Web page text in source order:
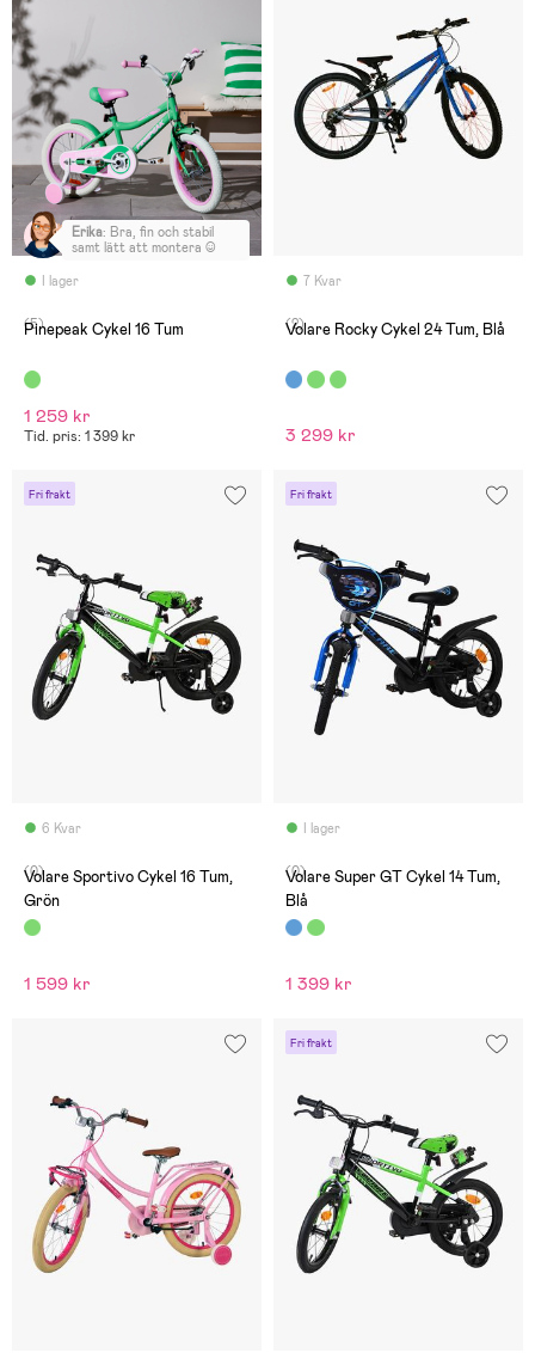
I lager
Erika: Bra, fin och stabil
samt lätt att montera :)
(5)
Pinepeak Cykel 16 Tum
1 259 kr
Tid. pris: 1 399 kr
7 Kvar
(2)
Volare Rocky Cykel 24 Tum, Blå
3 299 kr
Fri frakt
6 Kvar
(0)
Volare Sportivo Cykel 16 Tum,
Grön
1 599 kr
Fri frakt
I lager
(0)
Volare Super GT Cykel 14 Tum,
Blå
1 399 kr
Fri frakt